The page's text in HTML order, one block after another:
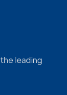
leading